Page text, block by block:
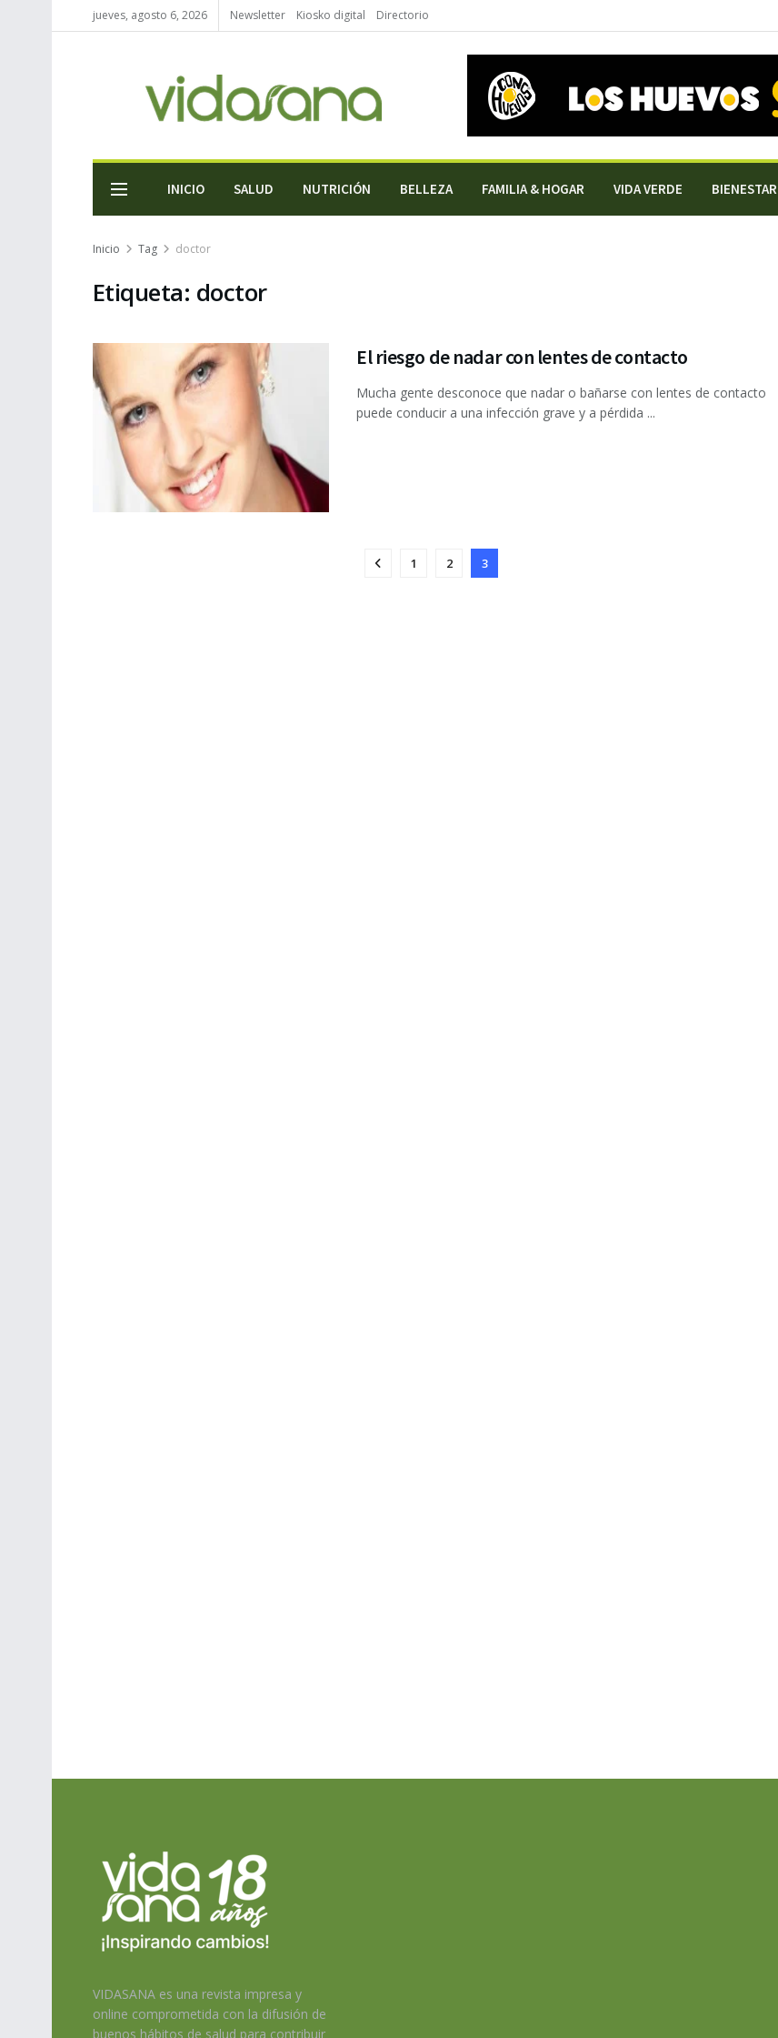
jueves, agosto 6, 2026 Newsletter Kiosko digital Directorio
INICIO SALUD NUTRICIÓN BELLEZA FAMILIA & HOGAR VIDA VERDE BIENESTAR
Inicio Tag doctor
Etiqueta: doctor
El riesgo de nadar con lentes de contacto
Mucha gente desconoce que nadar o bañarse con lentes de contacto
puede conducir a una infección grave y a pérdida ...
1 2 3
VIDASANA es una revista impresa y
online comprometida con la difusión de
buenos hábitos de salud para contribuir